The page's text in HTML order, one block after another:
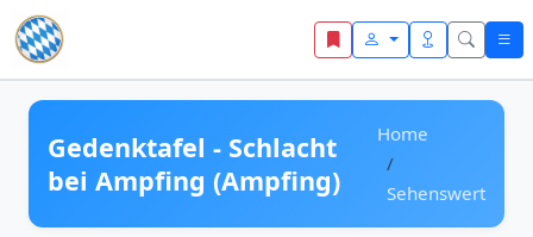
Zum Inhalt springen
Gedenktafel - Schlacht
bei Ampfing (Ampfing)
Home
Sehenswert